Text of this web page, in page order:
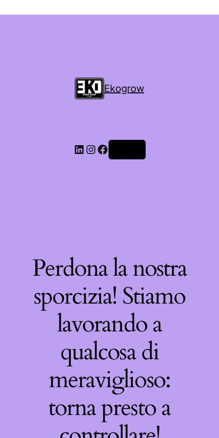
Ekogrow
Perdona la nostra
sporcizia! Stiamo
lavorando a
qualcosa di
meraviglioso:
torna presto a